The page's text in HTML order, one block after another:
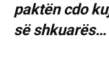
paktën cdo
së shkuarës…